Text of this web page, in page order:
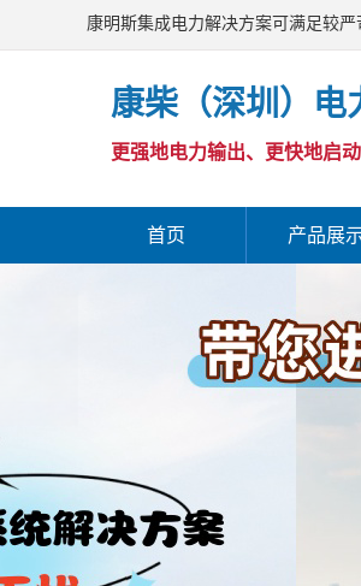
康明斯集成电力解决方案可满足较
康柴（深圳）电
更强地电力输出、更快地启
首页 产品展